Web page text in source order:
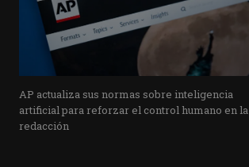
AP actualiza sus normas sobre inteligencia
artificial para reforzar el control humano en la
redacción